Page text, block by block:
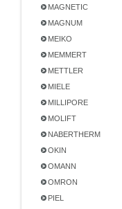
MAGNETIC
MAGNUM
MEIKO
MEMMERT
METTLER
MIELE
MILLIPORE
MOLIFT
NABERTHERM
OKIN
OMANN
OMRON
PIEL